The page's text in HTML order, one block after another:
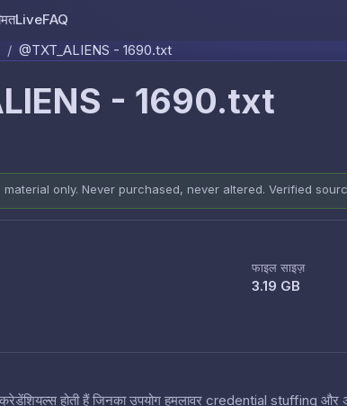
LiveFAQ
/ @TXT_ALIENS - 1690.txt
- 1690.txt
only. Never purchased, never altered. Verified
फाइल साइज़
3.19 GB
क्रेडेंशियल्स होती हैं जिनका उपयोग हमलावर credential stuffing